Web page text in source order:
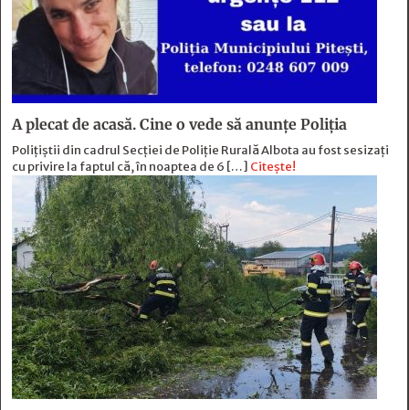
A plecat de acasă. Cine o vede să anunțe Poliția
Polițiștii din cadrul Secției de Poliție Rurală Albota au fost sesizați
cu privire la faptul că, în noaptea de 6 […] Citește!